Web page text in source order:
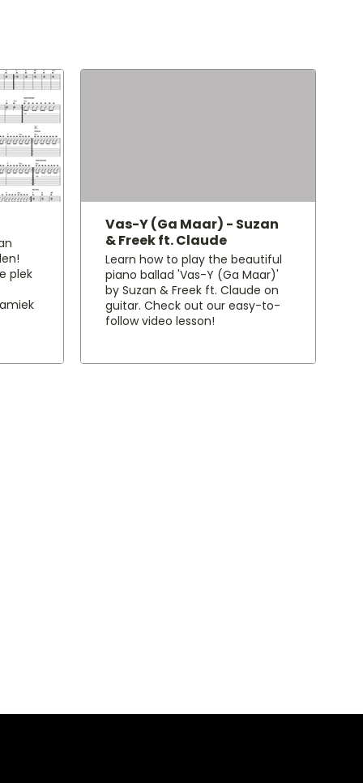
plek
Vas-Y (Ga Maar) - Suzan
& Freek ft. Claude
Learn how to play the beautiful
piano ballad 'Vas-Y (Ga Maar)'
by Suzan & Freek ft. Claude on
guitar. Check out our easy-to-
follow video lesson!